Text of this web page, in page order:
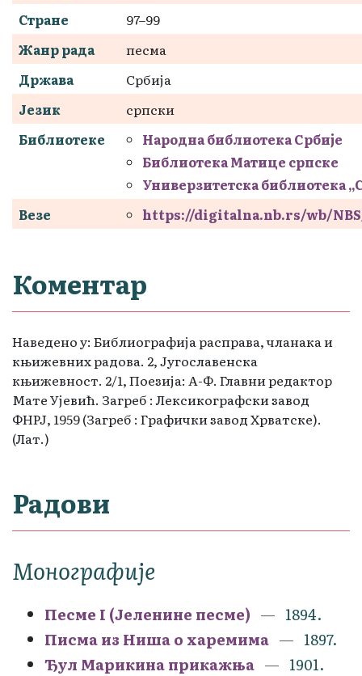
Стране
97–99
Жанр рада
песма
Држава
Србија
Језик
српски
Библиотеке
Народна библиотека Србије
Библиотека Матице српске
Универзитетска библиотека
Везе
https://digitalna.nb.rs/wb/
Коментар
Наведено у: Библиографија расправа, чланака и
књижевних радова. 2, Југославенска
књижевност. 2/1, Поезија: А-Ф. Главни редактор
Мате Ујевић. Загреб : Лексикографски завод
ФНРЈ, 1959 (Загреб : Графички завод Хрватске).
(Лат.)
Радови
Монографије
Песме I (Јеленине песме)
1894.
Писма из Ниша о харемима
1897.
Ђул Марикина прикажња
1901.